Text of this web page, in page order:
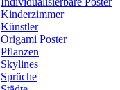
Kinderzimmer
Künstler
Origami Poster
Pflanzen
Skylines
Sprüche